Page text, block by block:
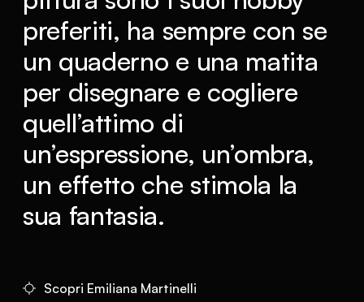
preferiti, ha sempre con se
un quaderno e una matita
per disegnare e cogliere
quell’attimo di
un’espressione, un’ombra,
un effetto che stimola la
sua fantasia.
Scopri Emiliana Martinelli